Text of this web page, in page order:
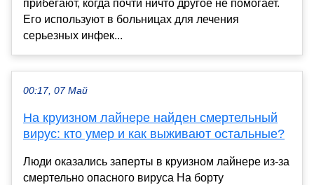
прибегают, когда почти ничто другое не помогает.
Его используют в больницах для лечения
серьезных инфек...
00:17, 07 Май
На круизном лайнере найден смертельный
вирус: кто умер и как выживают остальные?
Люди оказались заперты в круизном лайнере из-за
смертельно опасного вируса На борту